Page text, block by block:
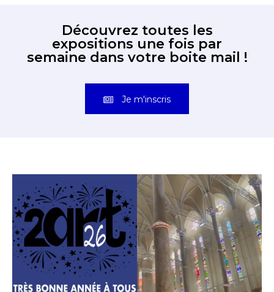
Découvrez toutes les
expositions une fois par
semaine dans votre boite mail !
Je m'inscris